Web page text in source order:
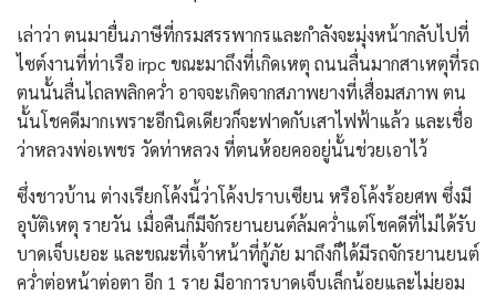
เล่าว่า ตนมายื่นภาษีที่กรมสรรพากรและกำลังจะมุ่งหน้ากลับไปที่
ไซต์งานที่ท่าเรือ irpc ขณะมาถึงที่เกิดเหตุ ถนนลื่นมากสาเหตุที่รถ
ตนนั้นลื่นไถลพลิกคว่ำ อาจจะเกิดจากสภาพยางที่เสื่อมสภาพ ตน
นั้นโชคดีมากเพราะอีกนิดเดียวก็จะฟาดกับเสาไฟฟ้าแล้ว และเชื่อ
ว่าหลวงพ่อเพชร วัดท่าหลวง ที่ตนห้อยคออยู่นั้นช่วยเอาไว้
ซึ่งชาวบ้าน ต่างเรียกโค้งนี้ว่าโค้งปราบเซียน หรือโค้งร้อยศพ ซึ่งมี
อุบัติเหตุ รายวัน เมื่อคืนก็มีจักรยานยนต์ล้มคว่ำแต่โชคดีที่ไม่ได้รับ
บาดเจ็บเยอะ และขณะที่เจ้าหน้าที่กู้ภัย มาถึงก็ได้มีรถจักรยานยนต์
คว่ำต่อหน้าต่อตา อีก 1 ราย มีอาการบาดเจ็บเล็กน้อยและไม่ยอม